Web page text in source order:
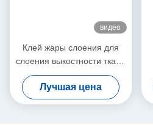
видео
Клей жары слоения для
слоения выкостности ткани
20kg стабилизированного
Лучшая цена